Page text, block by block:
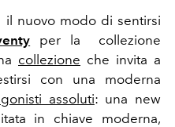
il nuovo modo di sentirsi
per la collezione
collezione che invita a
con una moderna
assoluti: una new
in chiave moderna,